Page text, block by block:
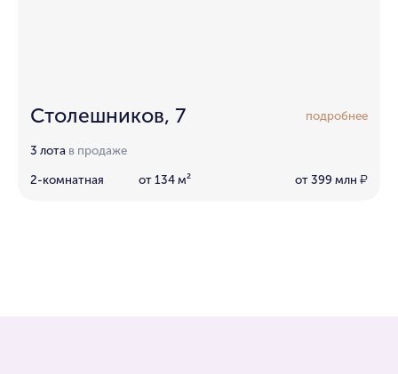
Столешников, 7 подробнее
3 лота в продаже
2-комнатная от 134 м² от 399 млн ₽